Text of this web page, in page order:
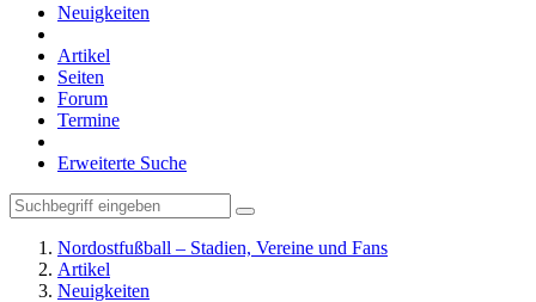
Neuigkeiten
Artikel
Seiten
Forum
Termine
Erweiterte Suche
Nordostfußball – Stadien, Vereine und Fans
Artikel
Neuigkeiten